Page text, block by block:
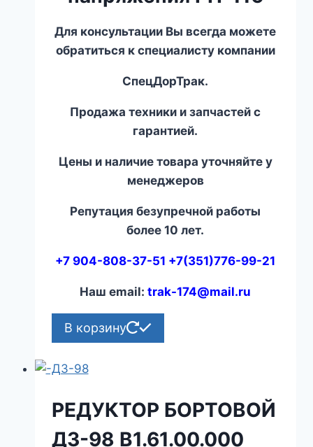
Для консультации Вы всегда можете
обратиться к специалисту компании
СпецДорТрак.
Продажа техники и запчастей с
гарантией.
Цены и наличие товара уточняйте у
менеджеров
Репутация безупречной работы
более 10 лет.
+7 904-808-37-51 +7(351)776-99-21
Наш email:trak-174@mail.ru
В корзину
РЕДУКТОР БОРТОВОЙ
ДЗ-98 В1.61.00.000